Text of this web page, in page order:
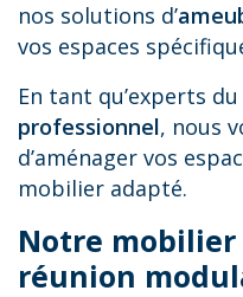
nos solutions d’
vos espaces
En tant qu’experts du
professionnel, nous
d’aménager vos
mobilier adapté.
Notre mobilier
réunion